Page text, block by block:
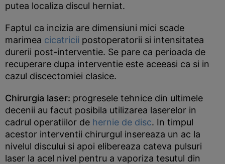
putea localiza discul herniat.
Faptul ca incizia are dimensiuni mici scade
marimea cicatricii postoperatorii si intensitatea
durerii post-interventie. Se pare ca perioada de
recuperare dupa interventie este aceeasi ca si in
cazul discectomiei clasice.
Chirurgia laser: progresele tehnice din ultimele
decenii au facut posibila utilizarea laserelor in
cadrul operatiilor de hernie de disc. In timpul
acestor interventii chirurgul insereaza un ac la
nivelul discului si apoi elibereaza cateva pulsuri
laser la acel nivel pentru a vaporiza tesutul din